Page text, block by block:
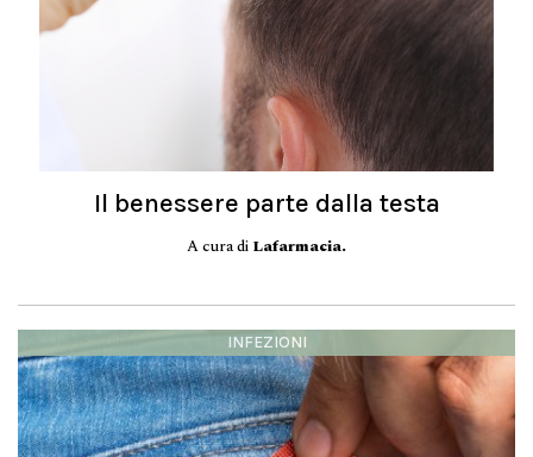
Il benessere parte dalla testa
A cura di Lafarmacia.
INFEZIONI